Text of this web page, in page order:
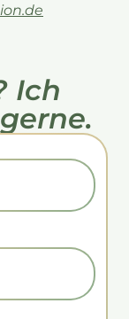
Ich